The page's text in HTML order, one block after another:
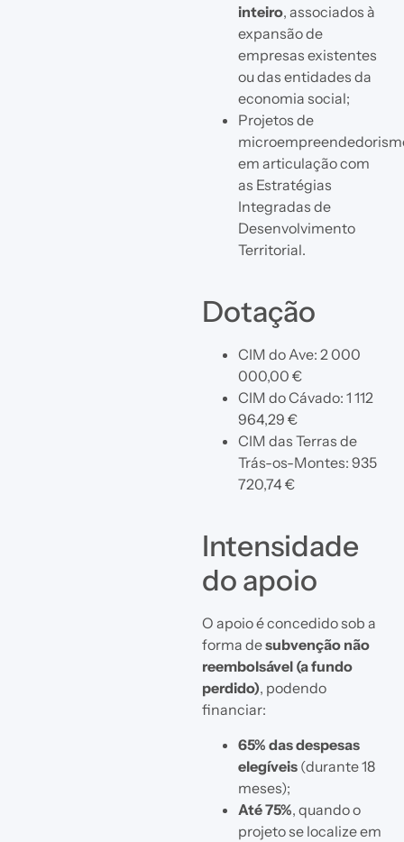
inteiro, associados à
expansão de
empresas existentes
ou das entidades da
economia social;
Projetos de
em articulação com
as Estratégias
Integradas de
Desenvolvimento
Territorial.
Dotação
CIM do Ave: 2 000
000,00 €
CIM do Cávado: 1 112
964,29 €
CIM das Terras de
Trás-os-Montes: 935
720,74 €
Intensidade
do apoio
O apoio é concedido sob a
forma desubvenção não
reembolsável (a fundo
perdido), podendo
financiar:
65% das despesas
elegíveis (durante 18
meses);
Até 75%, quando o
projeto se localize em